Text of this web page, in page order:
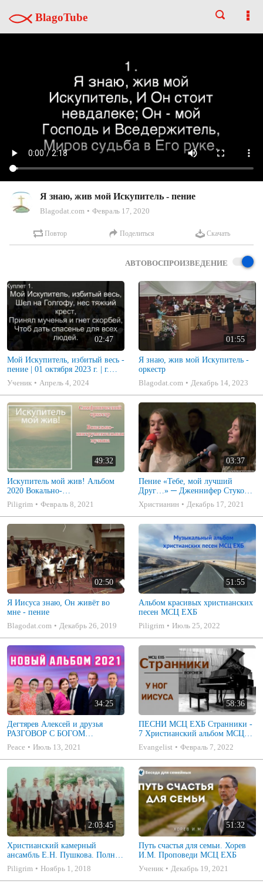
BlagoTube
Я знаю, жив мой Искупитель - пение
Blagodat.com Февраль 17, 2020
Повтор Поделиться Скачать
АВТОВОСПРОИЗВЕДЕНИЕ
02:47
Мой Искупитель, избитый весь -
пение | 01 октября 2023 г. | г.
Новосибирск
Ученик Апрель 4, 2024
01:55
Я знаю, жив мой Искупитель -
оркестр
Blagodat.com
Декабрь 14, 2023
49:32
Искупитель мой жив! Альбом
2020 Вокально-
инструментальная музыка|
Симфонический оркестр
Piligrim Февраль 8, 2021
03:37
Пение «Тебе, мой лучший
Друг…» ─ Дженнифер Стукова
и Эльвина Кузубова
Христианин Декабрь 17, 2021
02:50
Я Иисуса знаю, Он живёт во
мне - пение
Blagodat.com
Декабрь 26, 2019
51:55
Альбом красивых христианских
песен МСЦ ЕХБ
Piligrim
Июль 25, 2022
34:25
Дегтярев Алексей и друзья
РАЗГОВОР С БОГОМ
Христианские песни МСЦ ЕХБ
2021 (7я)
Peace Июль 13, 2021
58:36
ПЕСНИ МСЦ ЕХБ Странники -
7 Христианский альбом МСЦ
ЕХБ
Evangelist Февраль 7, 2022
2:03:45
Христианский камерный
ансамбль Е.Н. Пушкова. Полное
собрание
Piligrim Ноябрь 1, 2018
51:32
Путь счастья для семьи. Хорев
И.М. Проповеди МСЦ ЕХБ
Ученик
Декабрь 19, 2021